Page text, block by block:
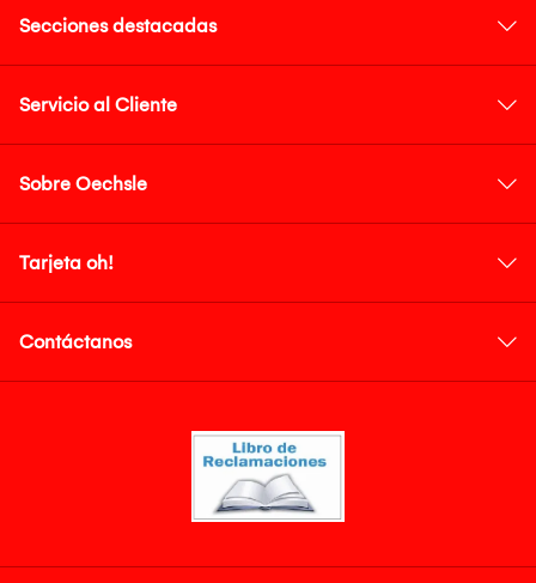
Secciones destacadas
Servicio al Cliente
Sobre Oechsle
Tarjeta oh!
Contáctanos